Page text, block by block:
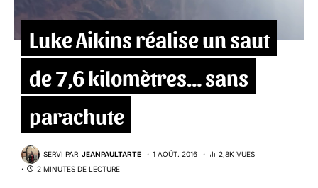
Luke Aikins réalise un saut
de 7,6 kilomètres… sans
parachute
SERVI PAR JEANPAULTARTE 1 AOÛT. 2016
2,8K VUES
2 MINUTES DE LECTURE